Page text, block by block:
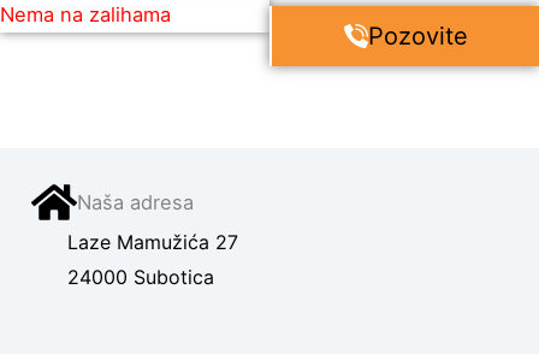
Nema na zalihama
Pozovite
Naša adresa
Laze Mamužića 27
24000 Subotica